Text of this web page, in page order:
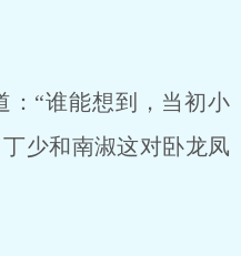
“谁能想到，当初小
少和南淑这对卧龙凤